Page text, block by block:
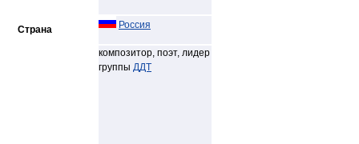
Страна Россия
композитор, поэт, лидер
группы ДДТ